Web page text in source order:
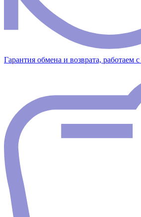
Гарантия обмена и возврата, работаем